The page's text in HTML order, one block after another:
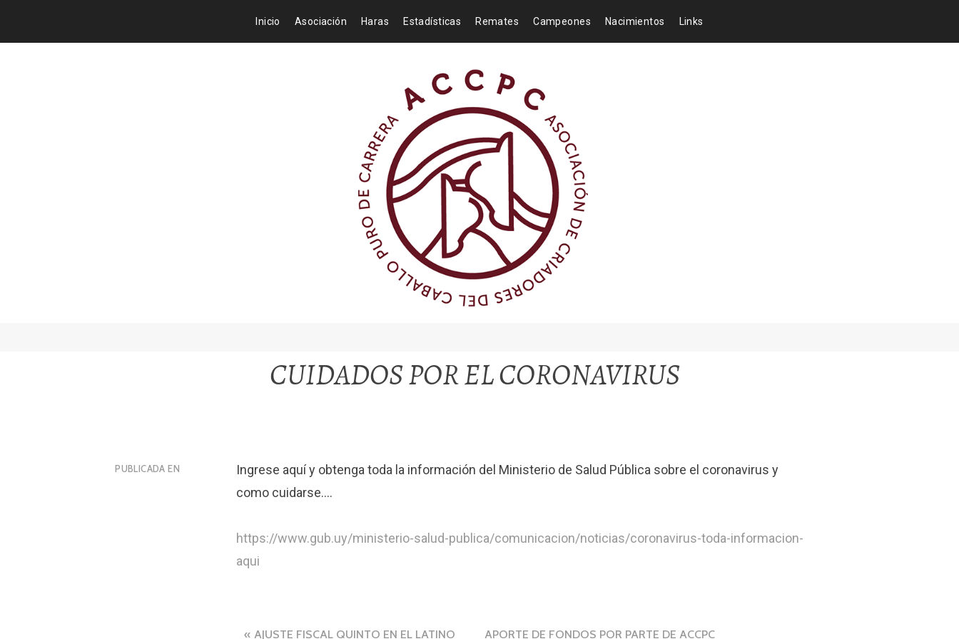
Inicio Asociación Haras Estadísticas Remates Campeones Nacimientos Links
CUIDADOS POR EL CORONAVIRUS
PUBLICADA EN
Ingrese aquí y obtenga toda la información del Ministerio de Salud Pública sobre el coronavirus y
como cuidarse….
https://www.gub.uy/ministerio-salud-publica/comunicacion/noticias/coronavirus-toda-informacion-
aqui
AJUSTE FISCAL QUINTO EN EL LATINO
APORTE DE FONDOS POR PARTE DE ACCPC